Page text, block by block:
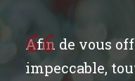
Afin de vous
impeccable,